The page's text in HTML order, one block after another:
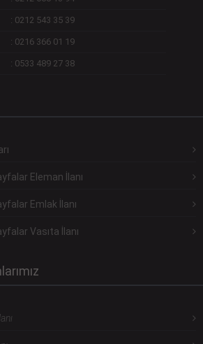
: 0212 543 35 39
: 0216 366 01 19
: 0533 489 27 38
Eleman İlanı
Emlak İlanı
Vasıta İlanı